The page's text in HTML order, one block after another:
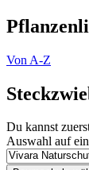
Von A-Z
Du kannst
Auswahl auf